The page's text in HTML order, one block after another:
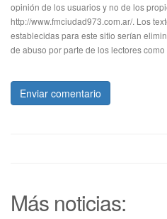
opinión de los usuarios y no de los
http://www.fmciudad973.com.ar/. Los
establecidas para este sitio serían
de abuso por parte de los lectores
Enviar comentario
Más noticias: